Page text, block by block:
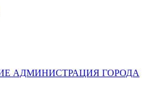
АДМИНИСТРАЦИЯ ГОРОДА